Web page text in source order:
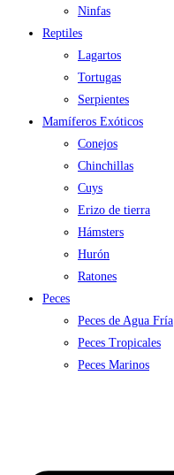
Ninfas
Reptiles
Lagartos
Tortugas
Serpientes
Mamíferos Exóticos
Conejos
Chinchillas
Cuys
Erizo de tierra
Hámsters
Hurón
Ratones
Peces
Peces de Agua Fría
Peces Tropicales
Peces Marinos